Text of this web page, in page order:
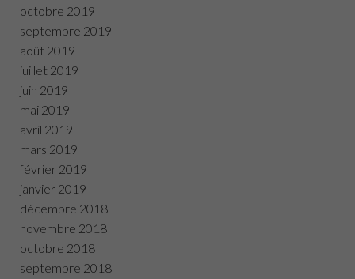
octobre 2019
septembre 2019
août 2019
juillet 2019
juin 2019
mai 2019
avril 2019
mars 2019
février 2019
janvier 2019
décembre 2018
novembre 2018
octobre 2018
septembre 2018